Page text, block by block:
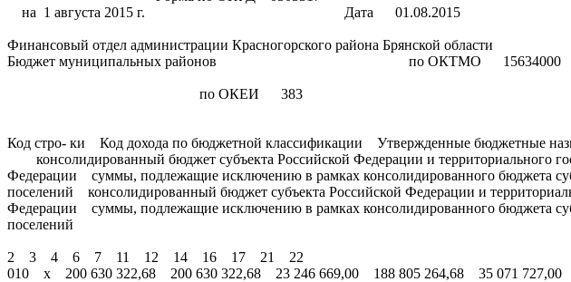
на 1 августа 2015 г. Дата 01.08.2015
Финансовый отдел администрации Красногорского района
Бюджет муниципальных районов по ОКТМО 15634000
по ОКЕИ 383
Код стро- ки Код дохода по бюджетной классификации Утвержденные
консолидированный бюджет субъекта Российской Федерации и территориального
Федерации суммы, подлежащие исключению в рамках консолидированного бюджета
поселений консолидированный бюджет субъекта Российской Федерации и
Федерации суммы, подлежащие исключению в рамках консолидированного бюджета
поселений
2 3 4 6 7 11 12 14 16 17 21 22
010 х 200 630 322,68 200 630 322,68 23 246 669,00 188 805 264,68 35 071